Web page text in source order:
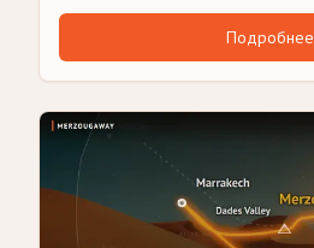
Подробнее